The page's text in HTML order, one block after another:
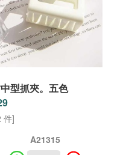
型抓夾。五色
件]
A21315